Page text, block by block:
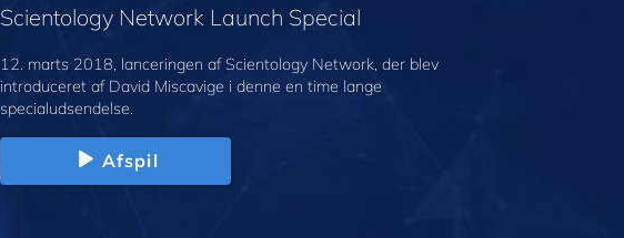
Scientology Network Launch Special
12. marts 2018, lanceringen af Scientology Network, der blev
introduceret af David Miscavige i denne en time lange
specialudsendelse.
Afspil